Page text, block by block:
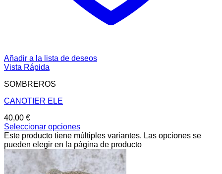
Añadir a la lista de deseos
Vista Rápida
SOMBREROS
CANOTIER ELE
40,00 €
Seleccionar opciones
Este producto tiene múltiples variantes. Las opciones se
pueden elegir en la página de producto